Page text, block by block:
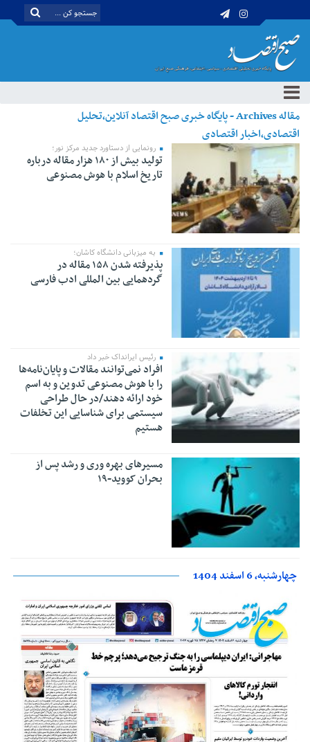
مقاله Archives - پایگاه خبری صبح اقتصاد آنلاین،تحلیل
اقتصادی،اخبار اقتصادی
رونمایی از دستاورد جدید مرکز نور؛
تولید بیش از ۱۸۰ هزار مقاله درباره
تاریخ اسلام با هوش مصنوعی
به میزبانی دانشگاه کاشان؛
پذیرفته شدن ۱۵۸ مقاله در
گردهمایی بین المللی ادب فارسی
رئیس ایرانداک خبر داد
افراد نمی‌توانند مقالات و پایان‌نامه‌ها
را با هوش مصنوعی تدوین و به اسم
خود ارائه دهند/در حال طراحی
سیستمی برای شناسایی این تخلفات
هستیم
مسیرهای بهره وری و رشد پس از
بحران کووید-۱۹
چهارشنبه، 6 اسفند 1404